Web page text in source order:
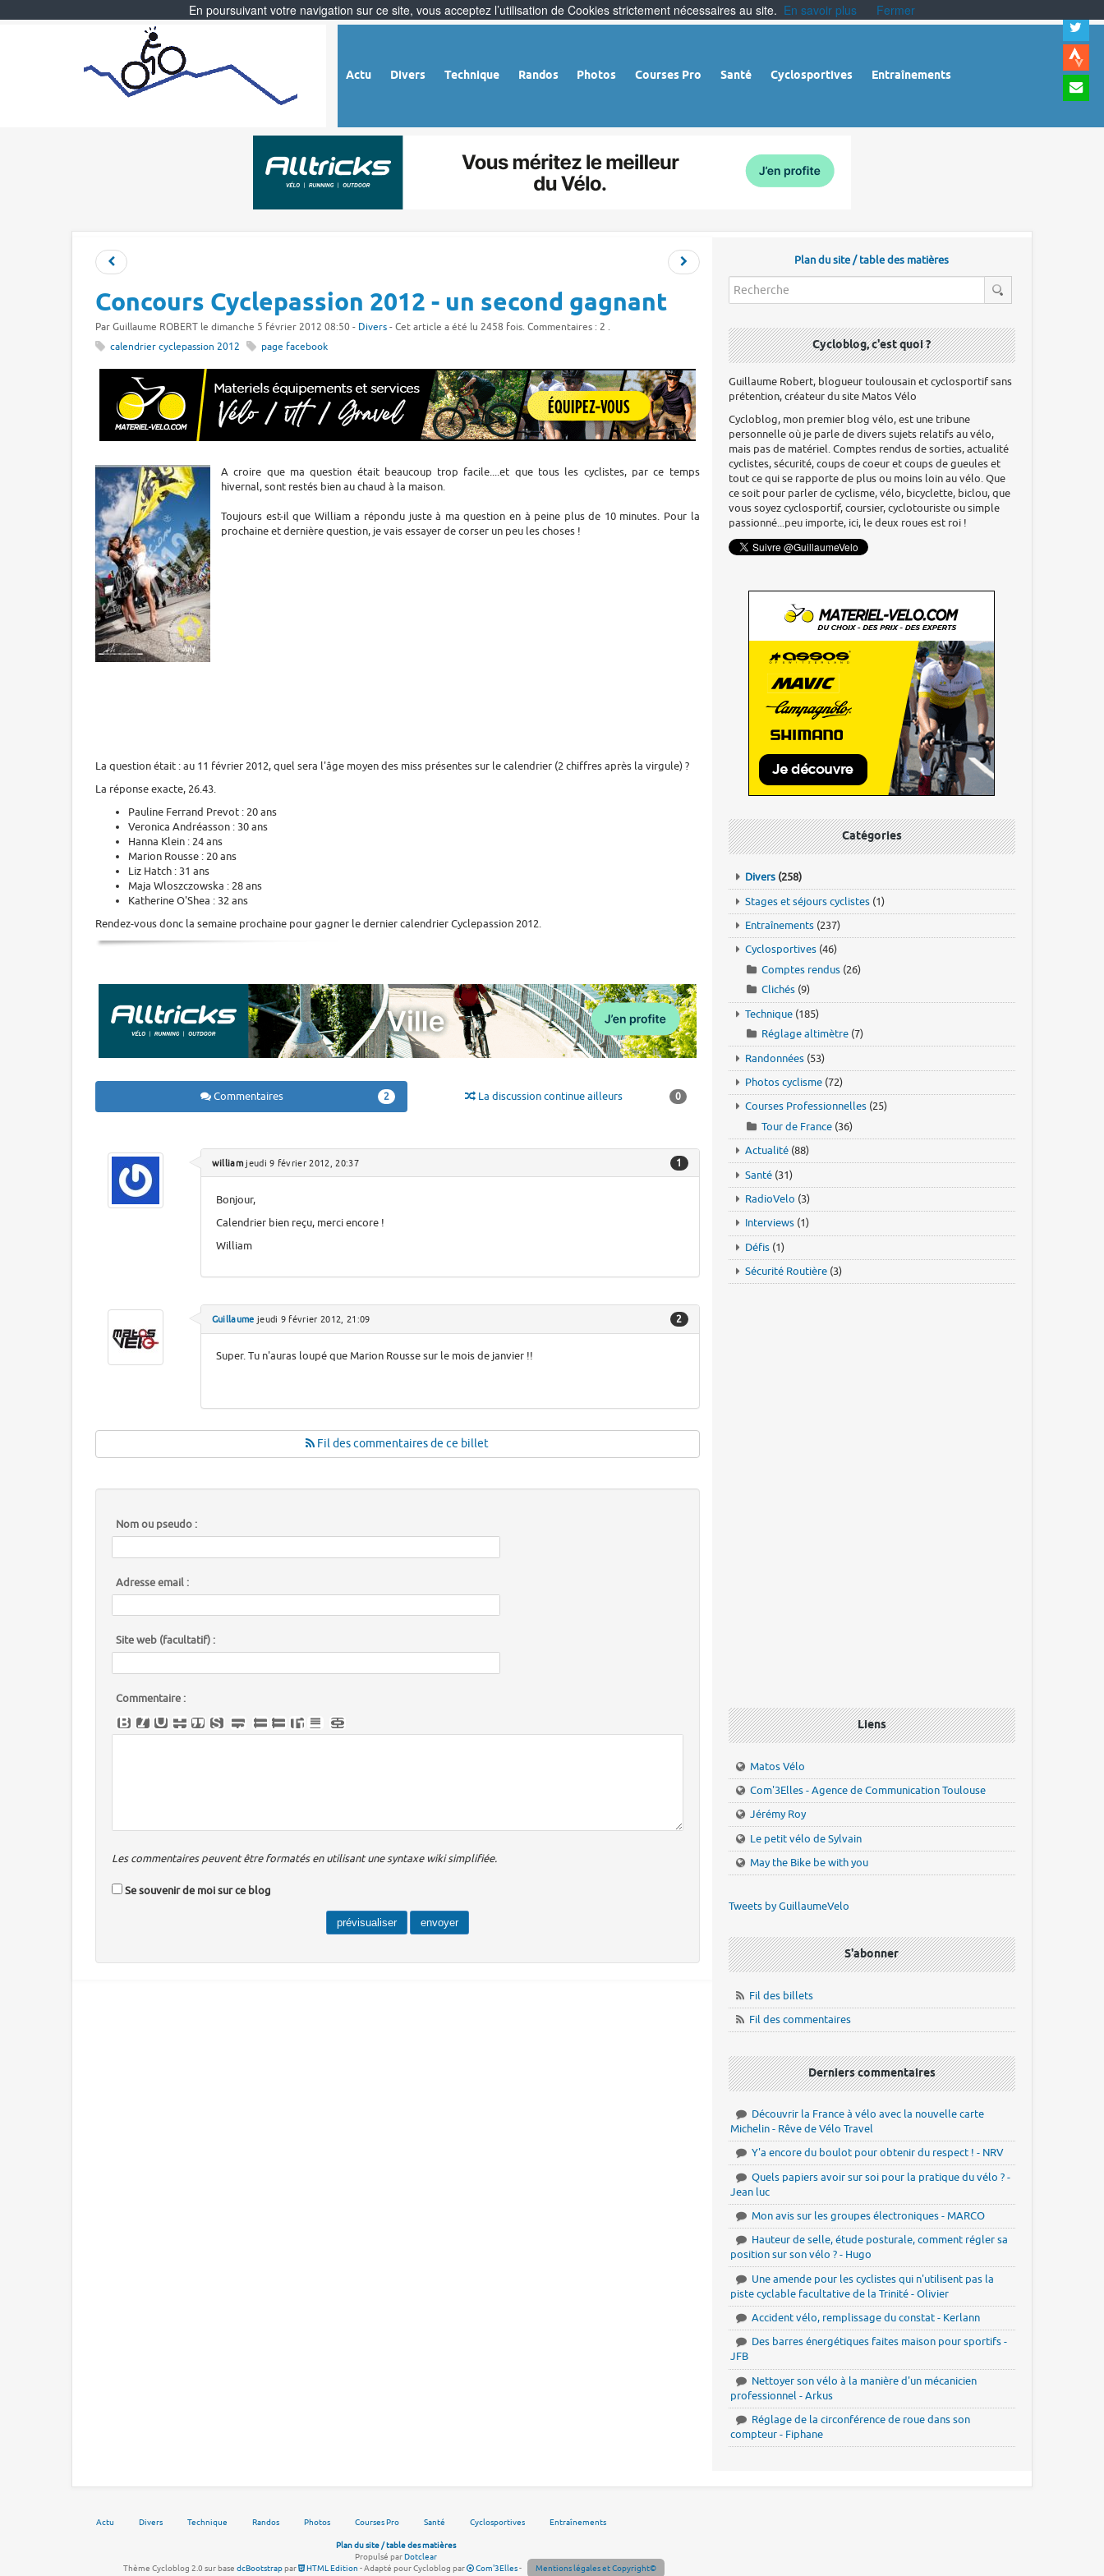
Actu Divers Technique Randos Photos Courses Pro Santé Cyclosportives Entraînements
à
Concours Cyclepassion 2012 - un second gagnant
Par Guillaume ROBERT le dimanche 5 février 2012 08:50 - Divers - Cet article a été lu 2458 fois. Commentaires : 2 .
calendrier cyclepassion 2012
page facebook
A croire que ma question était beaucoup trop facile....et que tous les cyclistes, par ce temps
hivernal, sont restés bien au chaud à la maison.
Toujours est-il que William a répondu juste à ma question en à peine plus de 10 minutes. Pour la
prochaine et dernière question, je vais essayer de corser un peu les choses !
La question était : au 11 février 2012, quel sera l'âge moyen des miss présentes sur le calendrier (2 chiffres après la virgule) ?
La réponse exacte, 26.43.
Pauline Ferrand Prevot : 20 ans
Veronica Andréasson : 30 ans
Hanna Klein : 24 ans
Marion Rousse : 20 ans
Liz Hatch : 31 ans
Maja Wloszczowska : 28 ans
Katherine O'Shea : 32 ans
Rendez-vous donc la semaine prochaine pour gagner le dernier calendrier Cyclepassion 2012.
Commentaires 2 La discussion continue ailleurs 0
williamjeudi 9 février 2012, 20:37 1
Bonjour,
Calendrier bien reçu, merci encore !
William
Guillaume jeudi 9 février 2012, 21:09 2
Super. Tu n'auras loupé que Marion Rousse sur le mois de janvier !!
Fil des commentaires de ce billet
Nom ou pseudo :
Adresse email :
Site web (facultatif) :
Commentaire :
Les commentaires peuvent être formatés en utilisant une syntaxe wiki simplifiée.
Se souvenir de moi sur ce blog
Plan du site / table des matières
Cycloblog, c'est quoi ?
Guillaume Robert, blogueur toulousain et cyclosportif sans
prétention, créateur du site Matos Vélo
Cycloblog, mon premier blog vélo, est une tribune
personnelle où je parle de divers sujets relatifs au vélo,
mais pas de matériel. Comptes rendus de sorties, actualité
cyclistes, sécurité, coups de coeur et coups de gueules et
tout ce qui se rapporte de plus ou moins loin au vélo. Que
ce soit pour parler de cyclisme, vélo, bicyclette, biclou, que
vous soyez cyclosportif, coursier, cyclotouriste ou simple
passionné...peu importe, ici, le deux roues est roi !
Catégories
Divers (258)
Stages et séjours cyclistes (1)
Entraînements (237)
Cyclosportives (46)
Comptes rendus (26)
Clichés (9)
Technique (185)
Réglage altimètre (7)
Randonnées (53)
Photos cyclisme (72)
Courses Professionnelles (25)
Tour de France (36)
Actualité (88)
Santé (31)
RadioVelo (3)
Interviews (1)
Défis (1)
Sécurité Routière (3)
Liens
Matos Vélo
Com'3Elles - Agence de Communication Toulouse
Jérémy Roy
Le petit vélo de Sylvain
May the Bike be with you
Tweets by GuillaumeVelo
S'abonner
Fil des billets
Fil des commentaires
Derniers commentaires
Découvrir la France à vélo avec la nouvelle carte
Michelin - Rêve de Vélo Travel
Y'a encore du boulot pour obtenir du respect ! - NRV
Quels papiers avoir sur soi pour la pratique du vélo ? -
Jean luc
Mon avis sur les groupes électroniques - MARCO
Hauteur de selle, étude posturale, comment régler sa
position sur son vélo ? - Hugo
Une amende pour les cyclistes qui n'utilisent pas la
piste cyclable facultative de la Trinité - Olivier
Accident vélo, remplissage du constat - Kerlann
Des barres énergétiques faites maison pour sportifs -
JFB
Nettoyer son vélo à la manière d'un mécanicien
professionnel - Arkus
Réglage de la circonférence de roue dans son
compteur - Fiphane
Actu Divers Technique Randos Photos Courses Pro Santé Cyclosportives Entraînements
Plan du site / table des matières
Propulsé parDotclear
Thème Cycloblog 2.0 sur base dcBootstrappar HTML Edition - Adapté pour Cycloblog par Com'3Elles- Mentions légales et Copyright©
En poursuivant votre navigation sur ce site, vous acceptez l’utilisation de Cookies strictement nécessaires au site. En savoir plus Fermer